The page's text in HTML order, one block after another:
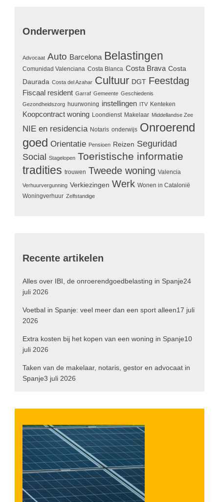
Onderwerpen
Advocaat Auto Barcelona Belastingen
Comunidad Valenciana Costa Blanca Costa Brava Costa
Daurada Costa del Azahar Cultuur DGT Feestdag
Fiscaal resident Garraf Gemeente Geschiedenis
Gezondheidszorg huurwoning instellingen ITV Kenteken
Koopcontract woning Loondienst Makelaar Middellandse Zee
NIE en residencia Notaris onderwijs Onroerend
goed Orientatie Pensioen Reizen Seguridad
Social
Stagelopen Toeristische informatie
tradities trouwen Tweede woning Valencia
Verhuurvergunning Verkiezingen Werk Wonen in Catalonië
Woningverhuur Zelfstandige
Recente artikelen
Alles over IBI, de onroerendgoedbelasting in Spanje24
juli 2026
Voetbal in Spanje: veel meer dan een sport alleen17 juli
2026
Extra kosten bij het kopen van een woning in Spanje10
juli 2026
Taken van de makelaar, notaris, gestor en advocaat in
Spanje3 juli 2026